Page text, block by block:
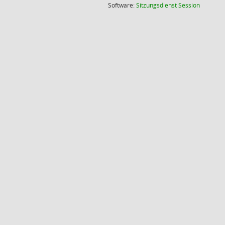
Software:SitzungsdienstSession(Wird in